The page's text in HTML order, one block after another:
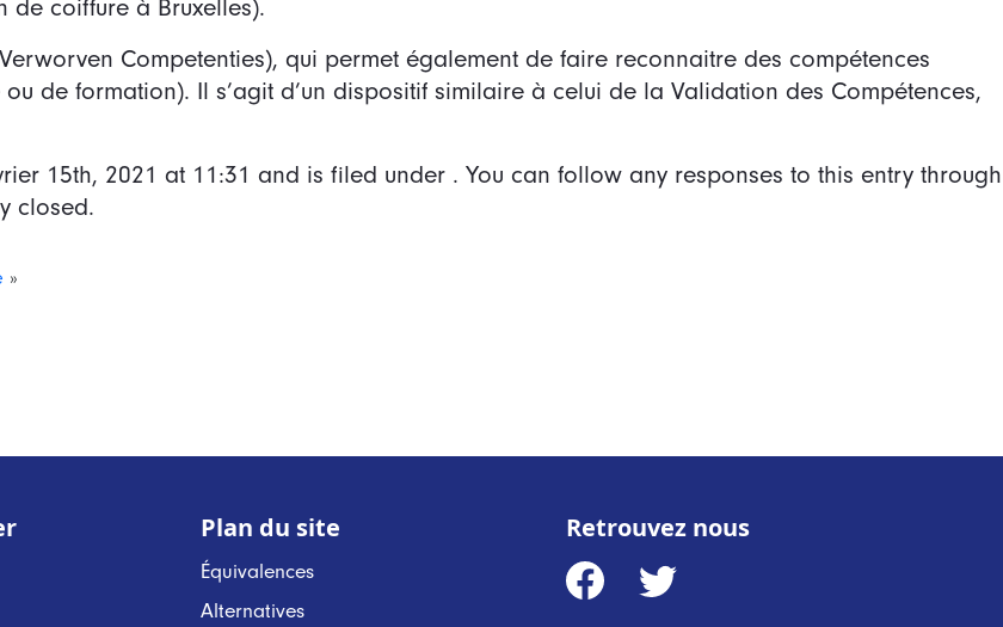
de coiffure à Bruxelles).
Competenties), qui permet également de faire reconnaitre des compétences
de formation). Il s’agit d’un dispositif similaire à celui de la Validation des Compétences,
15th, 2021 at 11:31 and is filed under . You can follow any responses to this entry through
closed.
»
Plan du site
Équivalences
Alternatives
Retrouvez nous